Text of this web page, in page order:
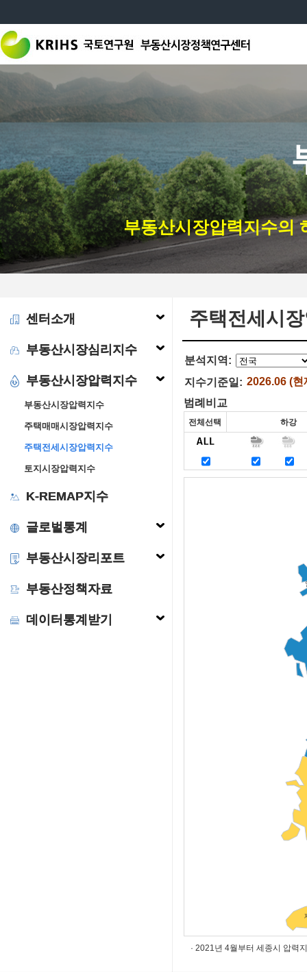
부동산시장압력지수의
센터소개
부동산시장심리지수
부동산시장압력지수
부동산시장압력지수
주택매매시장압력지수
주택전세시장압력지수
토지시장압력지수
K-REMAP지수
글로벌통계
부동산시장리포트
부동산정책자료
데이터통계받기
주택전세시
분석지역:
지수기준일: 2026.06 (현
범례비교
· 2021년 4월부터 세종시 압력